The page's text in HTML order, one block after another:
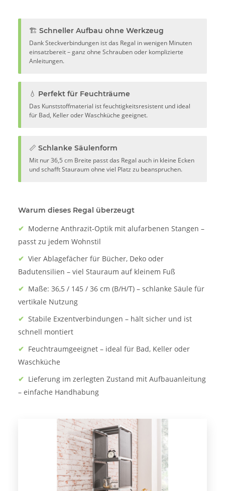
🏗️ Schneller Aufbau ohne Werkzeug
Dank Steckverbindungen ist das Regal in wenigen Minuten
einsatzbereit – ganz ohne Schrauben oder komplizierte
Anleitungen.
💧 Perfekt für Feuchträume
Das Kunststoffmaterial ist feuchtigkeitsresistent und ideal
für Bad, Keller oder Waschküche geeignet.
📏 Schlanke Säulenform
Mit nur 36,5 cm Breite passt das Regal auch in kleine Ecken
und schafft Stauraum ohne viel Platz zu beanspruchen.
Warum dieses Regal überzeugt
✔ Moderne Anthrazit-Optik mit alufarbenen Stangen –
passt zu jedem Wohnstil
✔ Vier Ablagefächer für Bücher, Deko oder
Badutensilien – viel Stauraum auf kleinem Fuß
✔ Maße: 36,5 / 145 / 36 cm (B/H/T) – schlanke Säule für
vertikale Nutzung
✔ Stabile Exzentverbindungen – hält sicher und ist
schnell montiert
✔ Feuchtraumgeeignet – ideal für Bad, Keller oder
Waschküche
✔ Lieferung im zerlegten Zustand mit Aufbauanleitung
– einfache Handhabung